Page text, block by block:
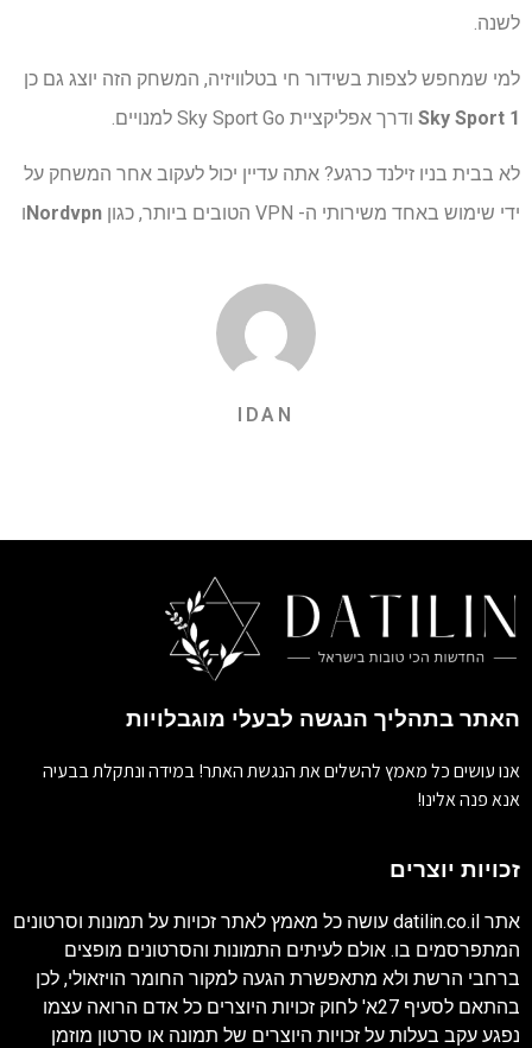
לשנה.
למי שמחפש לצפות בשידור חי בטלוויזיה, המשחק הזה יוצג גם כן
Sky Sport 1 ודרך אפליקציית Sky Sport Go למנויים.
לא בבית בניו זילנד כרגע? אתה עדיין יכול לעקוב אחר המשחק על
ידי שימוש באחד משירותי ה- VPN הטובים ביותר, כגון
Nordvpn ו
IDAN
האתר בתהליך הנגשה לבעלי מוגבלויות
אנו עושים כל מאמץ להשלים את הנגשת האתר! במידה ונתקלת בבעיה
אנא פנה אלינו!
זכויות יוצרים
אתר datilin.co.il עושה כל מאמץ לאתר זכויות על תמונות וסרטונים
המתפרסמים בו. אולם לעיתים התמונות והסרטונים מופצים
ברחבי הרשת ולא מתאפשרת הגעה למקור החומר הויזאולי, לכן
בהתאם לסעיף 27א' לחוק זכויות היוצרים כל אדם הרואה עצמו
נפגע עקב בעלות על זכויות היוצרים של תמונה או סרטון מוזמן